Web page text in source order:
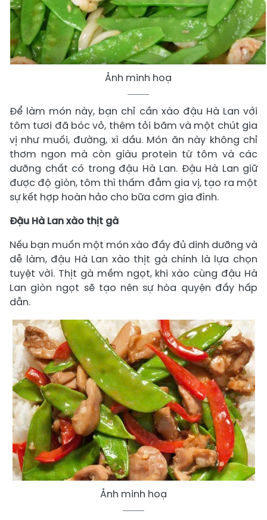
Ảnh minh hoạ
Để làm món này, bạn chỉ cần xào đậu Hà Lan với
tôm tươi đã bóc vỏ, thêm tỏi băm và một chút gia
vị như muối, đường, xì dầu. Món ăn này không chỉ
thơm ngon mà còn giàu protein từ tôm và các
dưỡng chất có trong đậu Hà Lan. Đậu Hà Lan giữ
được độ giòn, tôm thì thấm đẫm gia vị, tạo ra một
sự kết hợp hoàn hảo cho bữa cơm gia đình.
Đậu Hà Lan xào thịt gà
Nếu bạn muốn một món xào đầy đủ dinh dưỡng và
dễ làm, đậu Hà Lan xào thịt gà chính là lựa chọn
tuyệt vời. Thịt gà mềm ngọt, khi xào cùng đậu Hà
Lan giòn ngọt sẽ tạo nên sự hòa quyện đầy hấp
dẫn.
Ảnh minh hoạ